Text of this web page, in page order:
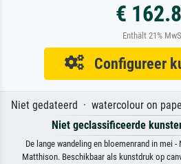
€
Enthält 21%
Configureer
Niet gedateerd · watercolour on
Niet geclassificeerde
De lange wandeling en bloemenrand in mei -
Matthison. Beschikbaar als kunstdruk op